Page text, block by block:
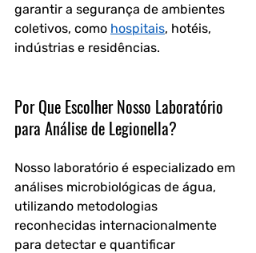
garantir a segurança de ambientes
coletivos, como hospitais, hotéis,
indústrias e residências.
Por Que Escolher Nosso Laboratório
para Análise de Legionella?
Nosso laboratório é especializado em
análises microbiológicas de água,
utilizando metodologias
reconhecidas internacionalmente
para detectar e quantificar